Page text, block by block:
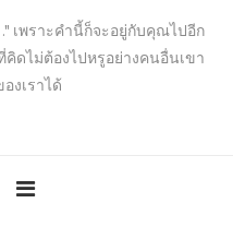
เพราะคำนี้ก็จะอยู่กับคุณไปอีก
ดไม่ต้องไปหรูอย่างคนอื่นเขา
งเราได้